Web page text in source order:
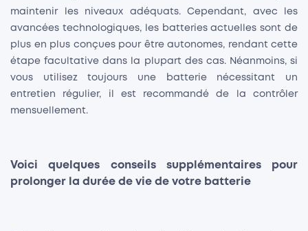
maintenir les niveaux adéquats. Cependant, avec les
avancées technologiques, les batteries actuelles sont de
plus en plus conçues pour être autonomes, rendant cette
étape facultative dans la plupart des cas. Néanmoins, si
vous utilisez toujours une batterie nécessitant un
entretien régulier, il est recommandé de la contrôler
mensuellement.
Voici quelques conseils supplémentaires pour
prolonger la durée de vie de votre batterie